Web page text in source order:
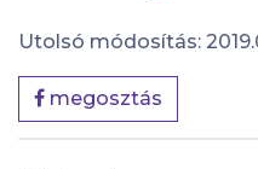
Utolsó módosítás:
megosztás